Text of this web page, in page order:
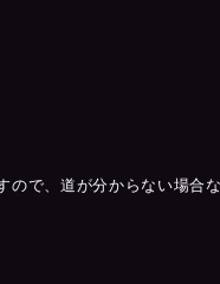
ので、道が分からない場合